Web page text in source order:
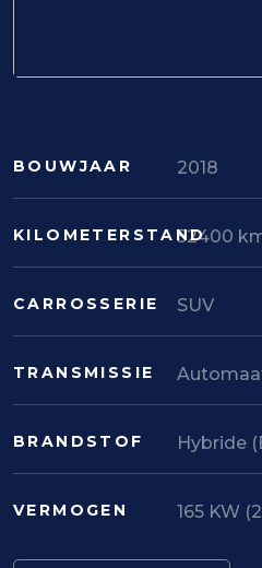
BOUWJAAR 2018
KILOMETERSTAND52400
CARROSSERIE SUV
TRANSMISSIE
BRANDSTOF Hybride
VERMOGEN 165 KW